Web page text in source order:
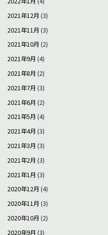
2021年12月 (3)
2021年11月 (3)
2021年10月 (2)
2021年9月 (4)
2021年8月 (2)
2021年7月 (3)
2021年6月 (2)
2021年5月 (4)
2021年4月 (3)
2021年3月 (3)
2021年2月 (3)
2021年1月 (3)
2020年12月 (4)
2020年11月 (3)
2020年10月 (2)
2020年9月 (3)